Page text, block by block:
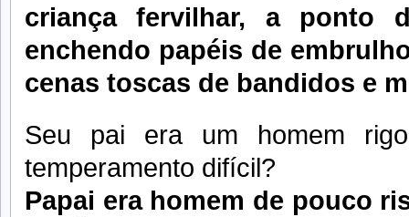
criança fervilhar, a ponto
enchendo papéis de
cenas toscas de bandidos e
Seu pai era um homem
temperamento difícil?
Papai era homem de pouco